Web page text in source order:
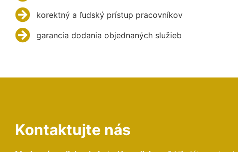
korektný a ľudský prístup pracovníkov
garancia dodania objednaných služieb
Kontaktujte nás